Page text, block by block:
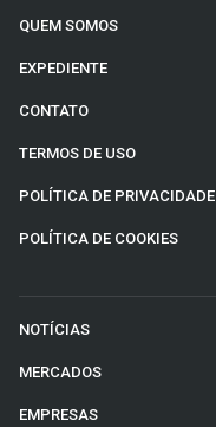
QUEM SOMOS
EXPEDIENTE
CONTATO
TERMOS DE USO
POLÍTICA DE PRIVACIDADE
POLÍTICA DE COOKIES
NOTÍCIAS
MERCADOS
EMPRESAS